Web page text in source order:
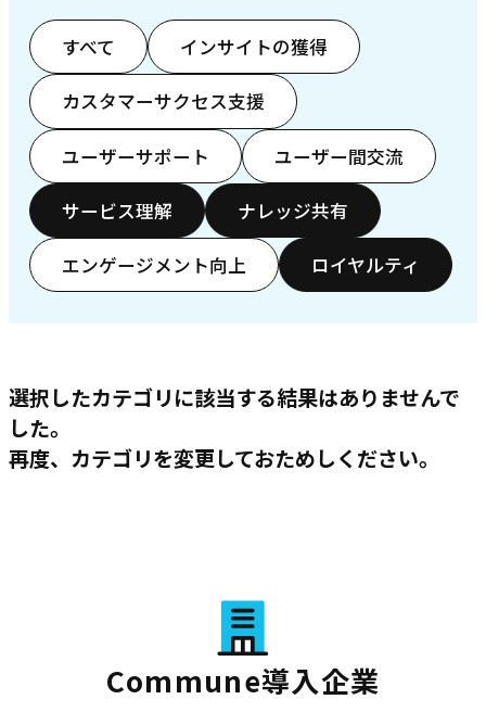
すべて インサイトの獲得
カスタマーサクセス支援
ユーザーサポート ユーザー間交流
サービス理解 ナレッジ共有
エンゲージメント向上 ロイヤルティ
選択したカテゴリに該当する結果はありませんで
した。
再度、カテゴリを変更しておためしください。
Commune導入企業